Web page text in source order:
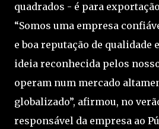
quadrados - é para
“Somos uma empresa
e boa reputação de qualidade
ideia reconhecida pelos
operam num mercado
globalizado”, afirmou, no
responsável da empresa ao